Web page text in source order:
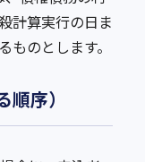
計算実行の日ま
のとします。
序）